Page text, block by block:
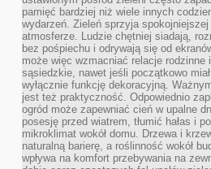
pamięć bardziej niż wiele innych
wydarzeń. Zieleń sprzyja spokojniejszej
atmosferze. Ludzie chętniej siadają,
bez pośpiechu i odrywają się od
może więc wzmacniać relacje rodzinne i
sąsiedzkie, nawet jeśli początkowo miał
wyłącznie funkcję dekoracyjną.
jest też praktyczność. Odpowiednio
ogród może zapewniać cień w upalne
posesję przed wiatrem, tłumić hałas i
mikroklimat wokół domu. Drzewa i
naturalną barierę, a roślinność wokół
wpływa na komfort przebywania na